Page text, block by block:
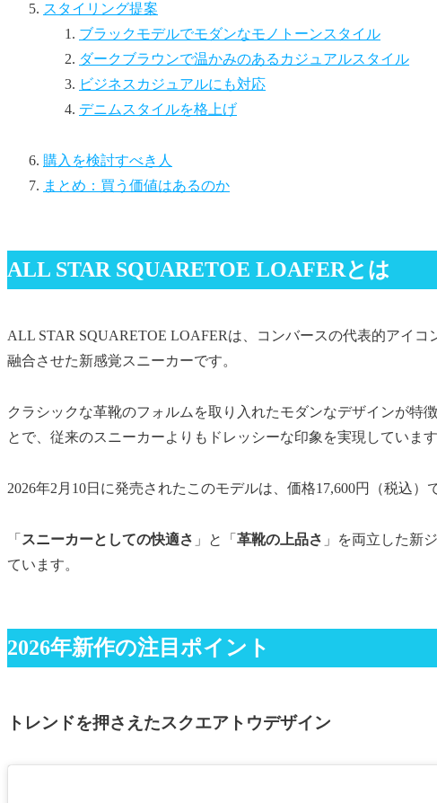
スタイリング提案
ブラックモデルでモダンなモノトーンスタイル
ダークブラウンで温かみのあるカジュアルスタイル
ビジネスカジュアルにも対応
デニムスタイルを格上げ
購入を検討すべき人
まとめ：買う価値はあるのか
ALL STAR SQUARETOE LOAFERとは
ALL STAR SQUARETOE LOAFERは、コンバースの代表的アイ
融合させた新感覚スニーカーです。
クラシックな革靴のフォルムを取り入れたモダンなデザインが特
とで、従来のスニーカーよりもドレッシーな印象を実現しています
2026年2月10日に発売されたこのモデルは、価格17,600円（税込
「 スニーカーとしての快適さ 」と「 革靴の上品さ 」を両立した新
ています。
2026年新作の注目ポイント
トレンドを押さえたスクエアトウデザイン